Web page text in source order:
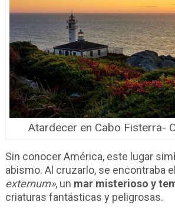
Atardecer en Cabo Fisterra-
Sin conocer América, este lugar
abismo. Al cruzarlo, se encontraba el
externum», un mar misterioso y
criaturas fantásticas y peligrosas.